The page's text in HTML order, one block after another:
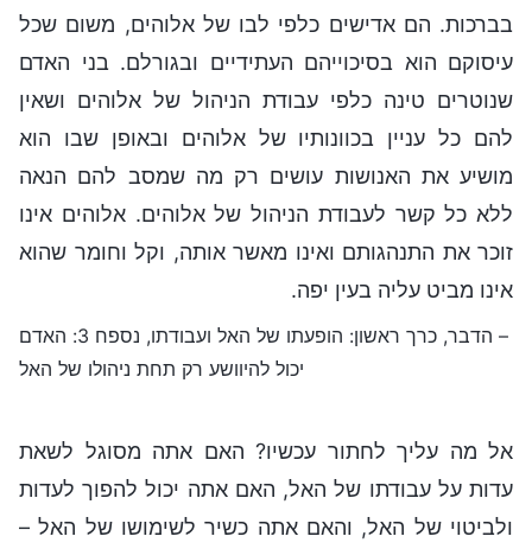
בברכות. הם אדישים כלפי לבו של אלוהים, משום שכל
עיסוקם הוא בסיכוייהם העתידיים ובגורלם. בני האדם
שנוטרים טינה כלפי עבודת הניהול של אלוהים ושאין
להם כל עניין בכוונותיו של אלוהים ובאופן שבו הוא
מושיע את האנושות עושים רק מה שמסב להם הנאה
ללא כל קשר לעבודת הניהול של אלוהים. אלוהים אינו
זוכר את התנהגותם ואינו מאשר אותה, וקל וחומר שהוא
אינו מביט עליה בעין יפה.
– הדבר, כרך ראשון: הופעתו של האל ועבודתו, נספח 3: האדם
יכול להיוושע רק תחת ניהולו של האל
אל מה עליך לחתור עכשיו? האם אתה מסוגל לשאת
עדות על עבודתו של האל, האם אתה יכול להפוך לעדות
ולביטוי של האל, והאם אתה כשיר לשימושו של האל –